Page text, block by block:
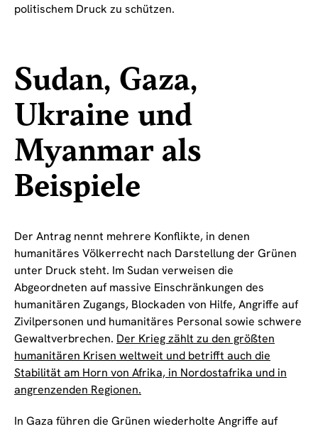
politischem Druck zu schützen.
Sudan, Gaza,
Ukraine und
Myanmar als
Beispiele
Der Antrag nennt mehrere Konflikte, in denen
humanitäres Völkerrecht nach Darstellung der Grünen
unter Druck steht. Im Sudan verweisen die
Abgeordneten auf massive Einschränkungen des
humanitären Zugangs, Blockaden von Hilfe, Angriffe auf
Zivilpersonen und humanitäres Personal sowie schwere
Gewaltverbrechen. Der Krieg zählt zu den größten
humanitären Krisen weltweit und betrifft auch die
Stabilität am Horn von Afrika, in Nordostafrika und in
angrenzenden Regionen.
In Gaza führen die Grünen wiederholte Angriffe auf